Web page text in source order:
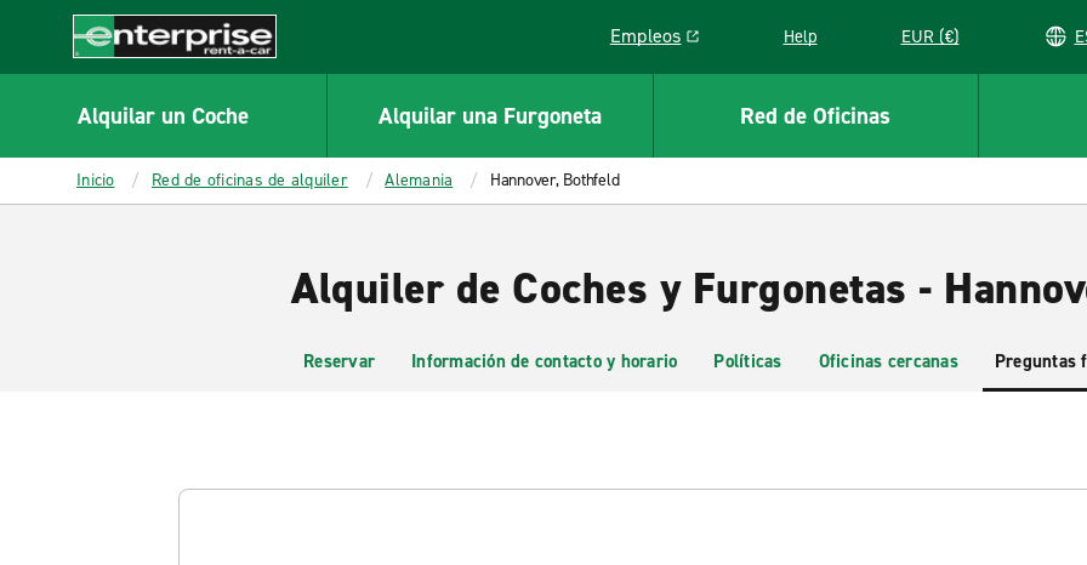
CONTENT
Enterprise
Empleos
Link opens in a new window
Help EUR (€)
Alquilar un Coche Alquilar una Furgoneta Red de Oficinas
Inicio Red de oficinas de alquiler Alemania Hannover, Bothfeld
Alquiler de Coches y Furgonetas -
Reservar Información de contacto y horario Políticas Oficinas cercanas Preguntas